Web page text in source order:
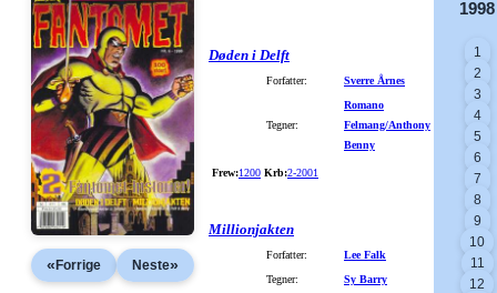
« Forrige Neste»
Døden i Delft
Forfatter: Sverre Årnes
Tegner:
Romano
Felmang/Anthony
Benny
Frew:1200 Krb:2-2001
Millionjakten
Forfatter:
Lee Falk
Tegner:
Sy Barry
1998
1
2
3
4
5
6
7
8
9
10
11
12